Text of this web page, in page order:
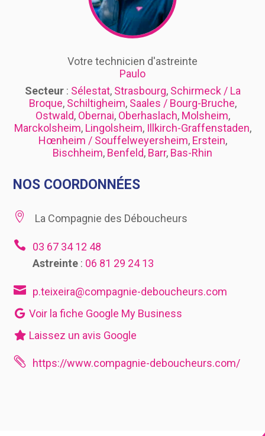
Votre technicien d'astreinte
Paulo
Secteur: Sélestat, Strasbourg, Schirmeck / La
Broque, Schiltigheim, Saales / Bourg-Bruche,
Ostwald, Obernai, Oberhaslach, Molsheim,
Marckolsheim, Lingolsheim, Illkirch-Graffenstaden,
Hœnheim / Souffelweyersheim, Erstein,
Bischheim, Benfeld, Barr, Bas-Rhin
NOS COORDONNÉES
 La Compagnie des Déboucheurs

03 67 34 12 48
Astreinte: 06 81 29 24 13
 p.teixeira@compagnie-deboucheurs.com
Voir la fiche Google My Business
Laissez un avis Google
 https://www.compagnie-deboucheurs.com/